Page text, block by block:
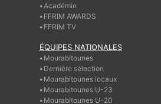
Académie
FFRIM AWARDS
FFRIM TV
ÉQUIPES NATIONALES
Mourabitounes
Dernière sélection
Mourabitounes locaux
Mourabitounes U-23
Mourabitounes U-20